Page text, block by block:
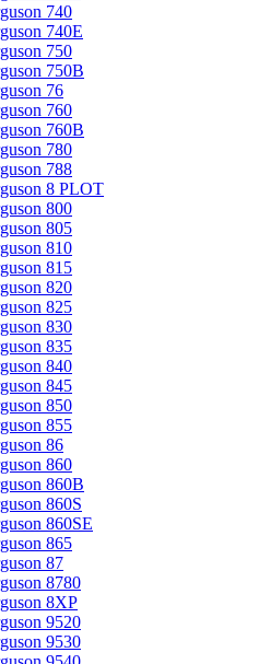
740
740E
750
750B
76
760
760B
780
788
8 PLOT
800
805
810
815
820
825
830
835
840
845
850
855
86
860
860B
860S
860SE
865
87
8780
8XP
9520
9530